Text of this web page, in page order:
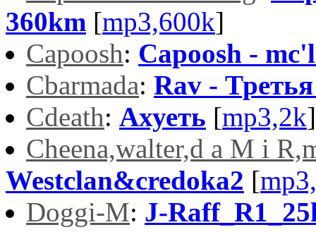
360km [mp3,600k]
Capoosh: Capoosh -
Cbarmada: Rav -
Cdeath: Ахуеть [mp3,2k]
Cheena,walter,d a M i
Westclan&credoka2 [
Doggi-M: J-